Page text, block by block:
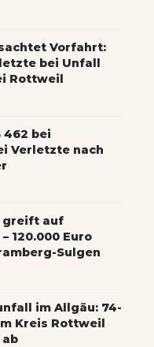
Vorfahrt:
bei Unfall
Rottweil
462 bei
Verletzte nach
greift auf
120.000 Euro
Sulgen
im Allgäu: 74-
Kreis Rottweil